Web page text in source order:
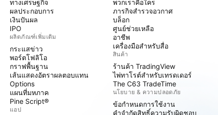
ทางเศรษฐกิจ
ผลประกอบการ
เงินปันผล
IPO
ผลิตภัณฑ์เพิ่มเติม
กระแสข่าว
พอร์ตโฟลิโอ
กราฟพื้นฐาน
เส้นแสดงอัตราผลตอบแทน
Options
แผนที่มหภาค
Pine Script®
แอป
พวกเราคือใคร
ภารกิจสำรวจอวกาศ
บล็อก
ศูนย์ช่วยเหลือ
อาชีพ
เครื่องมือสำหรับสื่อ
สินค้า
ร้านค้า TradingView
ไพ่ทาโรต์สำหรับเทรดเดอร์
The C63 TradeTime
นโยบาย & ความปลอดภัย
ข้อกำหนดการใช้งาน
คำจำกัดสิทธิ์ความรับผิดชอบ